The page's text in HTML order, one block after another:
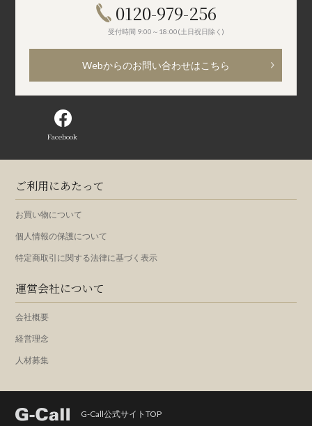
0120-979-256
受付時間 9:00～18:00(土日祝日除く)
Webからのお問い合わせはこちら
Facebook
ご利用にあたって
お買い物について
個人情報の保護について
特定商取引に関する法律に基づく表示
運営会社について
会社概要
経営理念
人材募集
G-Call公式サイトTOP